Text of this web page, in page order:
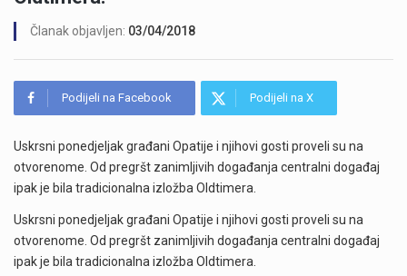
Članak objavljen: 03/04/2018
Podijeli na Facebook Podijeli na X
Uskrsni ponedjeljak građani Opatije i njihovi gosti proveli su na
otvorenome. Od pregršt zanimljivih događanja centralni događaj
ipak je bila tradicionalna izložba Oldtimera.
Uskrsni ponedjeljak građani Opatije i njihovi gosti proveli su na
otvorenome. Od pregršt zanimljivih događanja centralni događaj
ipak je bila tradicionalna izložba Oldtimera.